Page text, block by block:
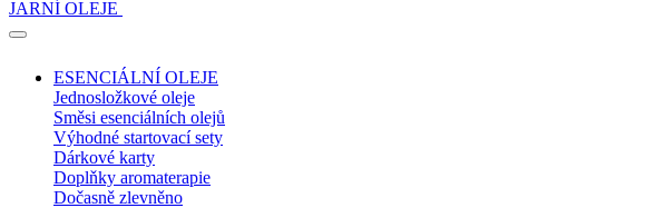
JARNÍ OLEJE
ESENCIÁLNÍ OLEJE
Jednosložkové oleje
Směsi esenciálních olejů
Výhodné startovací sety
Dárkové karty
Doplňky aromaterapie
Dočasně zlevněno